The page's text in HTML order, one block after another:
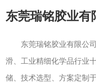
东莞瑞铭胶业有
东莞瑞铭胶业有限公
滑、工业精细化学品行业
储、技术选型、方案定制